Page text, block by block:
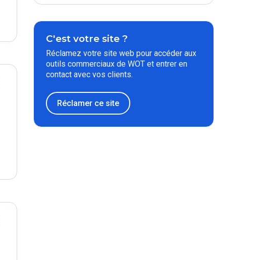
C'est votre site ?
Réclamez votre site web pour accéder aux
outils commerciaux de WOT et entrer en
contact avec vos clients.
Réclamer ce site